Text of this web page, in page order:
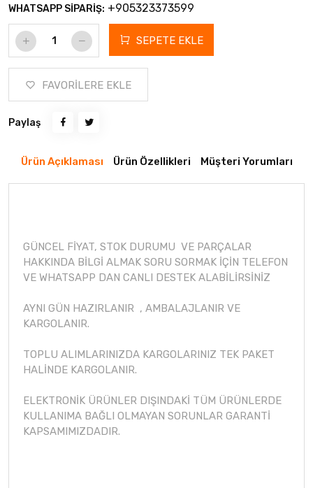
WHATSAPP SİPARİŞ: +905323373599
SEPETE EKLE
FAVORİLERE EKLE
Paylaş
Ürün Açıklaması Ürün Özellikleri Müşteri Yorumları
GÜNCEL FİYAT, STOK DURUMU VE PARÇALAR
HAKKINDA BİLGİ ALMAK SORU SORMAK İÇİN TELEFON
VE WHATSAPP DAN CANLI DESTEK ALABİLİRSİNİZ
AYNI GÜN HAZIRLANIR , AMBALAJLANIR VE
KARGOLANIR.
TOPLU ALIMLARINIZDA KARGOLARINIZ TEK PAKET
HALİNDE KARGOLANIR.
ELEKTRONİK ÜRÜNLER DIŞINDAKİ TÜM ÜRÜNLERDE
KULLANIMA BAĞLI OLMAYAN SORUNLAR GARANTİ
KAPSAMIMIZDADIR.